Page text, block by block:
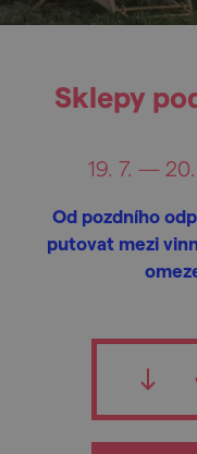
Sklepy
19. 7. —
Od pozdního
putovat mezi